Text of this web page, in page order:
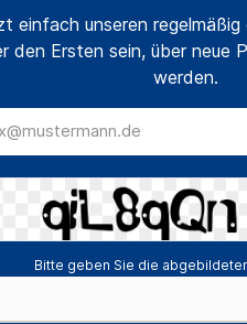
einfach unseren
den Ersten sein, über neue
werden.
Adresse*
Bitte geben Sie die